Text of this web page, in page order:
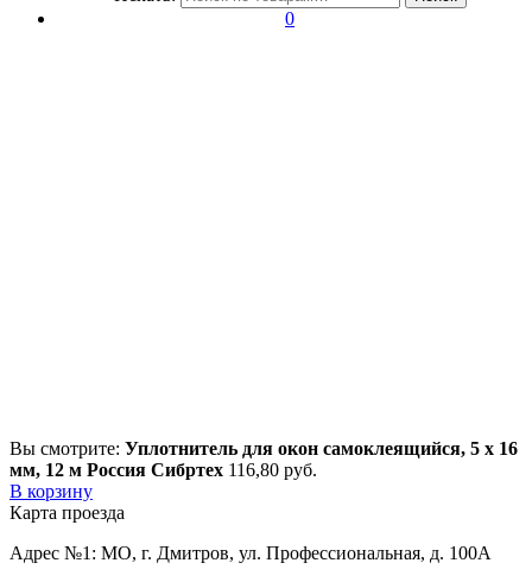
0
Вы смотрите: Уплотнитель для окон самоклеящийся, 5 х 16
мм, 12 м Россия Сибртех 116,80 руб.
В корзину
Карта проезда
Адрес №1: МО, г. Дмитров, ул. Профессиональная, д. 100А